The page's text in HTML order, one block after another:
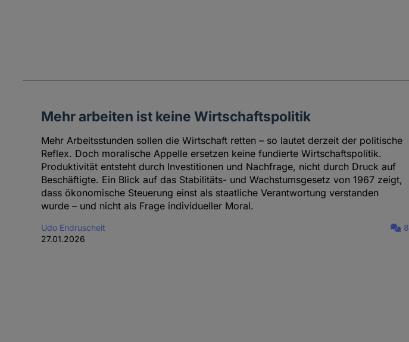
Mehr arbeiten ist keine Wirtschaftspolitik
Mehr Arbeitsstunden sollen die Wirtschaft retten – so lautet derzeit der politische
Reflex. Doch moralische Appelle ersetzen keine fundierte Wirtschaftspolitik.
Produktivität entsteht durch Investitionen und Nachfrage, nicht durch Druck auf
Beschäftigte. Ein Blick auf das Stabilitäts- und Wachstumsgesetz von 1967 zeigt,
dass ökonomische Steuerung einst als staatliche Verantwortung verstanden
wurde – und nicht als Frage individueller Moral.
Udo Endruscheit
27.01.2026
8